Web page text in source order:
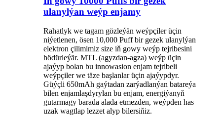
ulanylýan weýp enjamy
Rahatlyk we tagam gözleýän weýpçiler üçin
niýetlenen, ösen 10,000 Puff bir gezek ulanylýan
elektron çilimimiz size iň gowy weýp tejribesini
hödürleýär. MTL (agyzdan-agza) weýp üçin
ajaýyp bolan bu innowasion enjam tejribeli
weýpçiler we täze başlanlar üçin ajaýypdyr.
Güýçli 650mAh gaýtadan zarýadlanýan batareýa
bilen enjamlaşdyrylan bu enjam, energiýanyň
gutarmagy barada alada etmezden, weýpden has
uzak wagtlap lezzet alyp bilersiňiz.